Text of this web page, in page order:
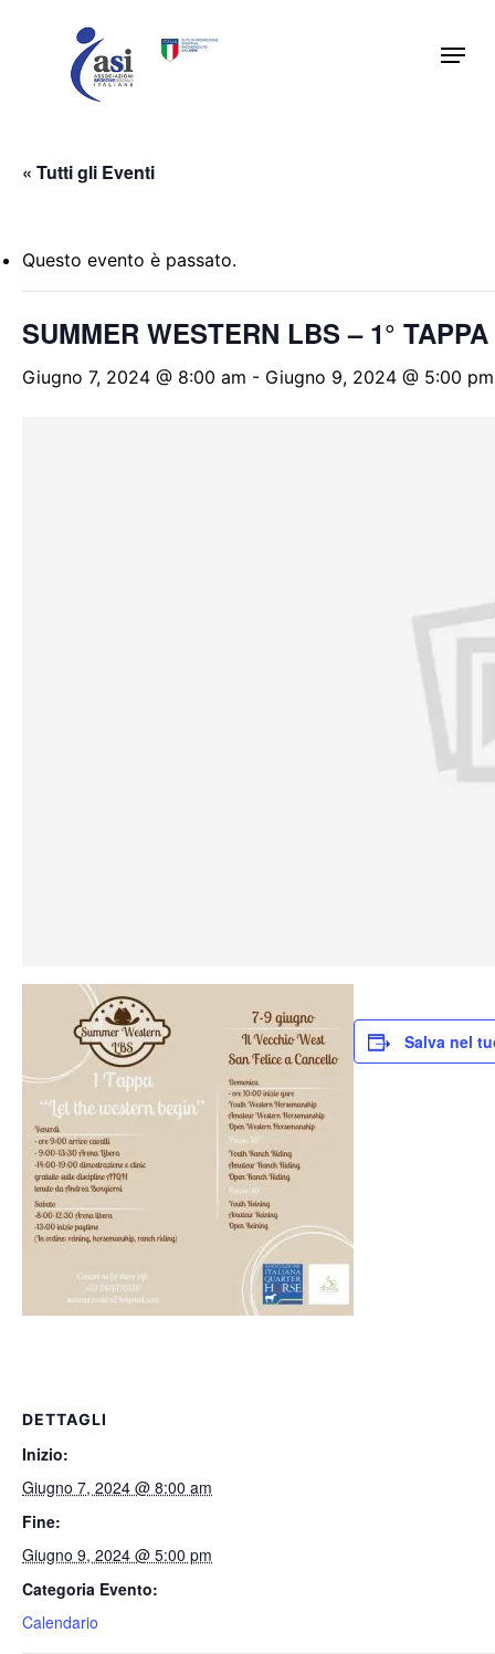
Menu
« Tutti gli Eventi
Questo evento è passato.
SUMMER WESTERN LBS – 1° TAPPA
Giugno 7, 2024 @ 8:00 am - Giugno 9, 2024 @ 5:00 pm
Salva nel
DETTAGLI
Inizio:
Giugno 7, 2024 @ 8:00 am
Fine:
Giugno 9, 2024 @ 5:00 pm
Categoria Evento:
Calendario